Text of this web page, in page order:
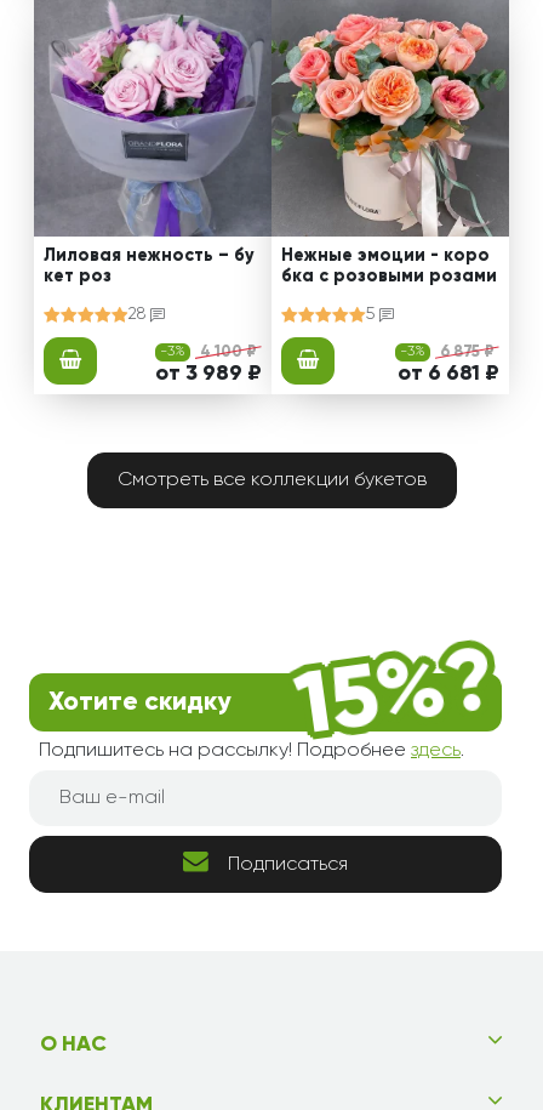
Лиловая нежность – бу
кет роз
28
-3% 4 100 ₽
от 3 989 ₽
Нежные эмоции - коро
бка с розовыми розами
5
-3% 6 875 ₽
от 6 681 ₽
Смотреть все коллекции букетов
Хотите скидку
Подпишитесь на рассылку! Подробнее здесь.
Подписаться
О НАС
КЛИЕНТАМ